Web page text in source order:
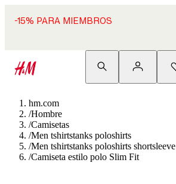
-15% PARA MIEMBROS
hm.com
/Hombre
/Camisetas
/Men tshirtstanks poloshirts
/Men tshirtstanks poloshirts shortsleeve
/Camiseta estilo polo Slim Fit